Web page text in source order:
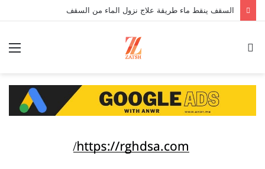
السقف ينقط ماء طريقة علاج نزول الماء من السقف